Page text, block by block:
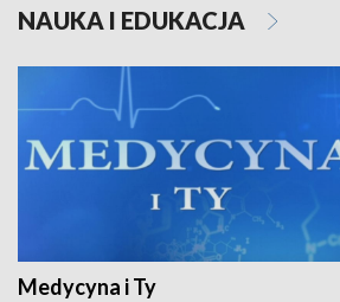
NAUKA I EDUKACJA
Medycyna i Ty